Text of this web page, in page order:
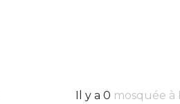
Il y a 0 mosquée à